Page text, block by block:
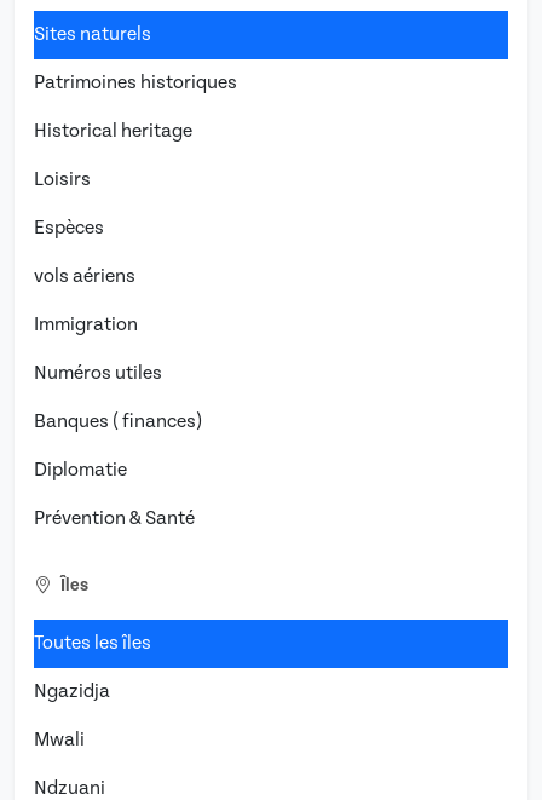
Sites naturels
Patrimoines historiques
Historical heritage
Loisirs
Espèces
vols aériens
Immigration
Numéros utiles
Banques ( finances)
Diplomatie
Prévention & Santé
Îles
Toutes les îles
Ngazidja
Mwali
Ndzuani